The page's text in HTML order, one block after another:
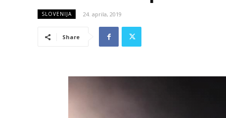
SLOVENIJA 24. aprila, 2019
Share